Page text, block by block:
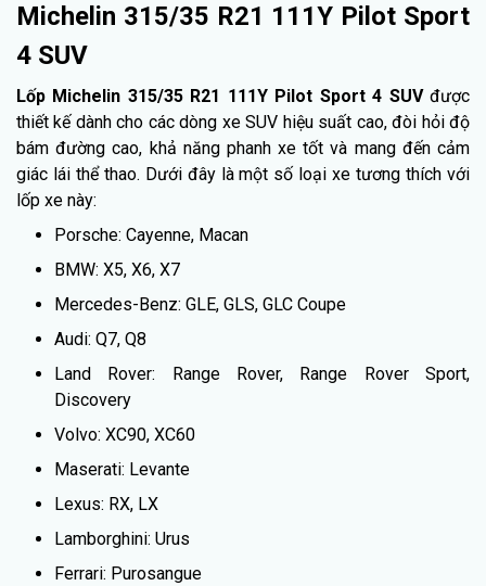
Michelin 315/35 R21 111Y Pilot Sport
4 SUV
Lốp Michelin 315/35 R21 111Y Pilot Sport 4 SUV được
thiết kế dành cho các dòng xe SUV hiệu suất cao, đòi hỏi độ
bám đường cao, khả năng phanh xe tốt và mang đến cảm
giác lái thể thao. Dưới đây là một số loại xe tương thích với
lốp xe này:
Porsche: Cayenne, Macan
BMW: X5, X6, X7
Mercedes-Benz: GLE, GLS, GLC Coupe
Audi: Q7, Q8
Land Rover: Range Rover, Range Rover Sport,
Discovery
Volvo: XC90, XC60
Maserati: Levante
Lexus: RX, LX
Lamborghini: Urus
Ferrari: Purosangue